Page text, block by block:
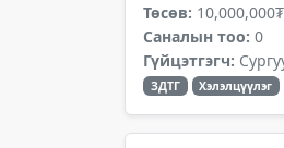
Төсөв: 10,000,000₮
Саналын тоо: 0
Гүйцэтгэгч:
ЗДТГ Хэлэлцүүлэг